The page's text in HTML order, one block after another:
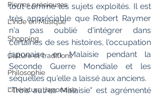
Pierres précieuses
L'Inde en Musique
Shopping
Culture et traditions
Philosophie
Littérature Japonaise
tout comme les sujets exploités. Il est
très appréciable que Robert Raymer
n'a pas oublié d'intégrer dans
certaines de ses histoires, l'occupation
japonaise en Malaisie pendant la
Seconde Guerre Mondiale et les
séquelles qu'elle a laissé aux anciens.
"Trois autres Malaisie" est agrémenté